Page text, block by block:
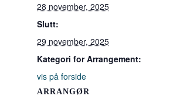
28 november, 2025
Slutt:
29 november, 2025
Kategori for Arrangement:
vis på forside
ARRANGØR